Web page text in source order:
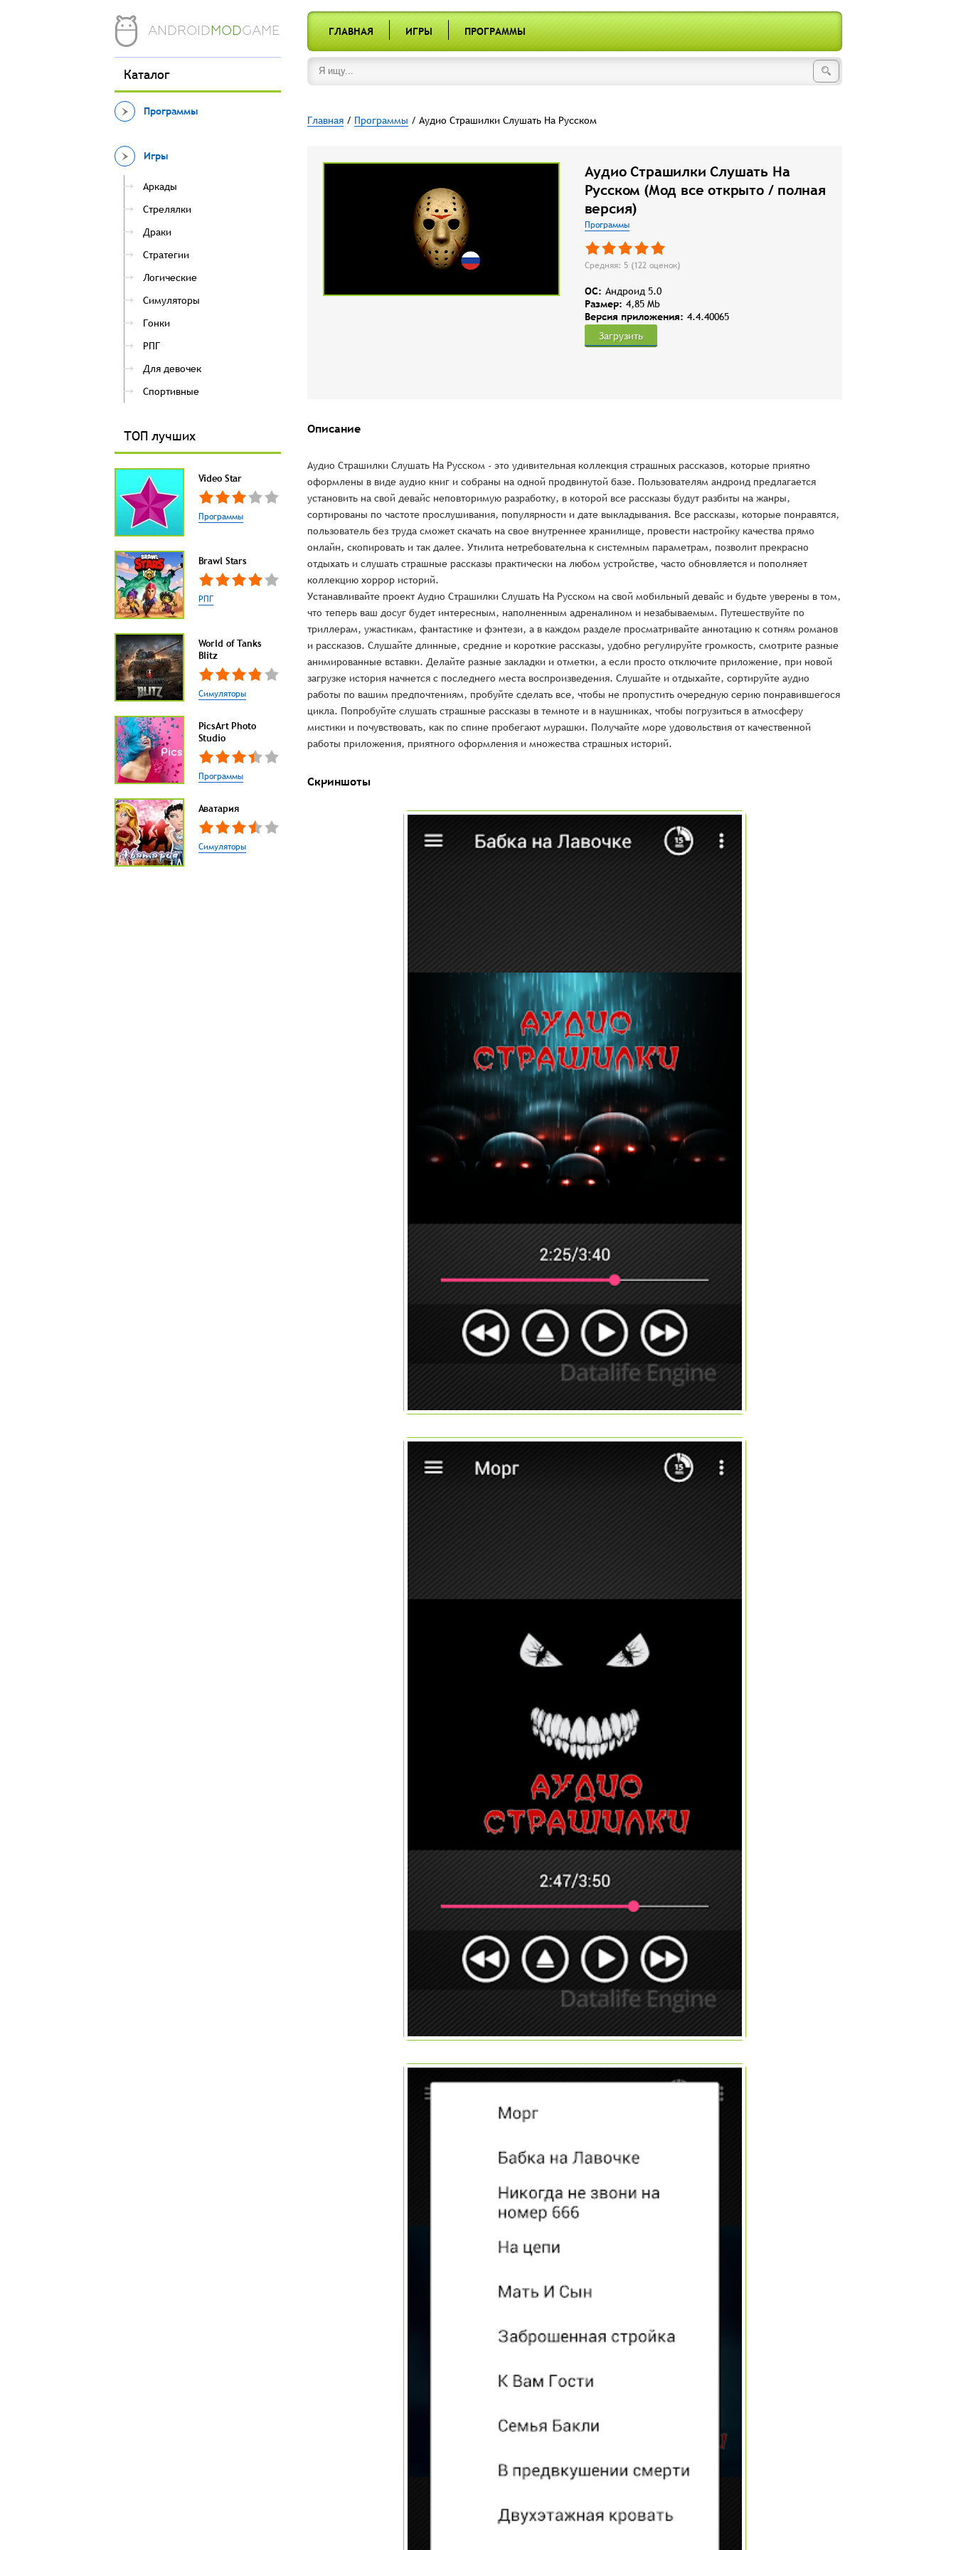
ANDROIDMODGAME ГЛАВНАЯ ИГРЫ ПРОГРАММЫ
Каталог
Программы
Игры
Аркады
Стрелялки
Драки
Стратегии
Логические
Симуляторы
Гонки
РПГ
Для девочек
Спортивные
ТОП лучших
Video Star
Программы
Brawl Stars
РПГ
World of Tanks
Blitz
Симуляторы
PicsArt Photo
Studio
Программы
Аватария
Симуляторы
Главная/ Программы / Аудио Страшилки Слушать На Русском
Аудио Страшилки Слушать На
Русском (Мод все открыто / полная
версия)
Программы
Средняя: 5 (122оценок)
OC: Андроид 5.0
Размер: 4,85 Mb
Версия приложения: 4.4.40065
Загрузить
Описание
Аудио Страшилки Слушать На Русском - это удивительная коллекция страшных рассказов, которые приятно
оформлены в виде аудио книг и собраны на одной продвинутой базе. Пользователям андроид предлагается
установить на свой девайс неповторимую разработку, в которой все рассказы будут разбиты на жанры,
сортированы по частоте прослушивания, популярности и дате выкладывания. Все рассказы, которые понравятся,
пользователь без труда сможет скачать на свое внутреннее хранилище, провести настройку качества прямо
онлайн, скопировать и так далее. Утилита нетребовательна к системным параметрам, позволит прекрасно
отдыхать и слушать страшные рассказы практически на любом устройстве, часто обновляется и пополняет
коллекцию хоррор историй.
Устанавливайте проект Аудио Страшилки Слушать На Русском на свой мобильный девайс и будьте уверены в том,
что теперь ваш досуг будет интересным, наполненным адреналином и незабываемым. Путешествуйте по
триллерам, ужастикам, фантастике и фэнтези, а в каждом разделе просматривайте аннотацию к сотням романов
и рассказов. Слушайте длинные, средние и короткие рассказы, удобно регулируйте громкость, смотрите разные
анимированные вставки. Делайте разные закладки и отметки, а если просто отключите приложение, при новой
загрузке история начнется с последнего места воспроизведения. Слушайте и отдыхайте, сортируйте аудио
работы по вашим предпочтениям, пробуйте сделать все, чтобы не пропустить очередную серию понравившегося
цикла. Попробуйте слушать страшные рассказы в темноте и в наушниках, чтобы погрузиться в атмосферу
мистики и почувствовать, как по спине пробегают мурашки. Получайте море удовольствия от качественной
работы приложения, приятного оформления и множества страшных историй.
Скриншоты